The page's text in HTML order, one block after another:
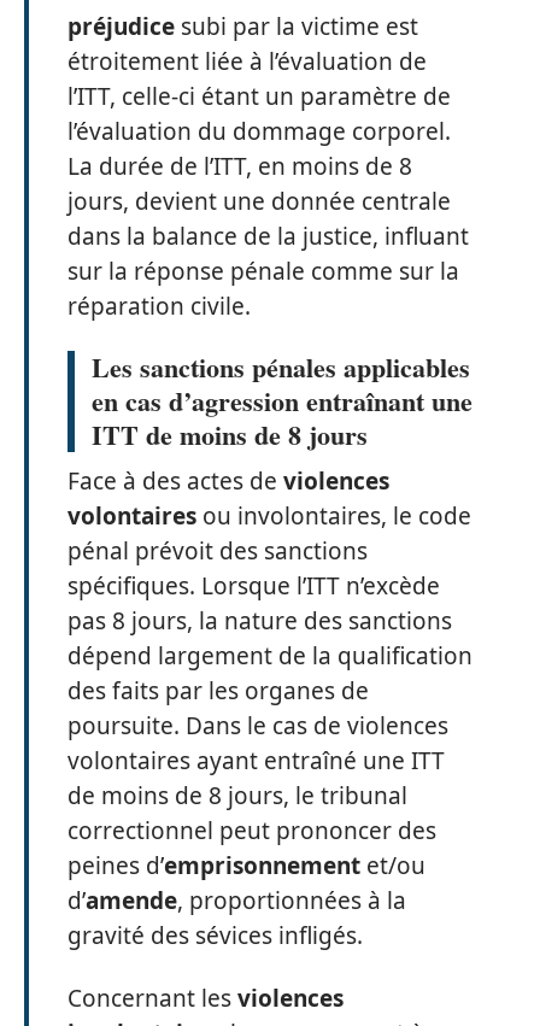
préjudice subi par la victime est
étroitement liée à l’évaluation de
l’ITT, celle-ci étant un paramètre de
l’évaluation du dommage corporel.
La durée de l’ITT, en moins de 8
jours, devient une donnée centrale
dans la balance de la justice, influant
sur la réponse pénale comme sur la
réparation civile.
Les sanctions pénales applicables
en cas d’agression entraînant une
ITT de moins de 8 jours
Face à des actes de violences
volontaires ou involontaires, le code
pénal prévoit des sanctions
spécifiques. Lorsque l’ITT n’excède
pas 8 jours, la nature des sanctions
dépend largement de la qualification
des faits par les organes de
poursuite. Dans le cas de violences
volontaires ayant entraîné une ITT
de moins de 8 jours, le tribunal
correctionnel peut prononcer des
peines d’emprisonnement et/ou
d’amende, proportionnées à la
gravité des sévices infligés.
Concernant lesviolences